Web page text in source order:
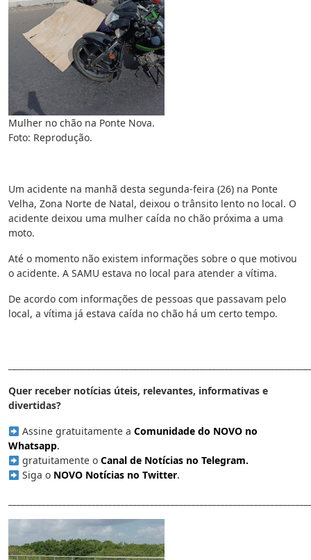
Mulher no chão na Ponte Nova.
Foto: Reprodução.
Um acidente na manhã desta segunda-feira (26) na Ponte
Velha, Zona Norte de Natal, deixou o trânsito lento no local. O
acidente deixou uma mulher caída no chão próxima a uma
moto.
Até o momento não existem informações sobre o que motivou
o acidente. A SAMU estava no local para atender a vítima.
De acordo com informações de pessoas que passavam pelo
local, a vítima já estava caída no chão há um certo tempo.
Quer receber notícias úteis, relevantes, informativas e
divertidas?
Assine gratuitamente a Comunidade do NOVO no
Whatsapp.
gratuitamente o Canal de Notícias no Telegram.
Siga o NOVO Notícias no Twitter.